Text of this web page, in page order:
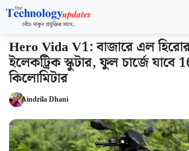
Skip
content
Hero Vida V1: বাজারে এল
ইলেকট্রিক স্কুটার, ফুল চার্জে যাবে
কিলোমিটার
Aindrila Dhani